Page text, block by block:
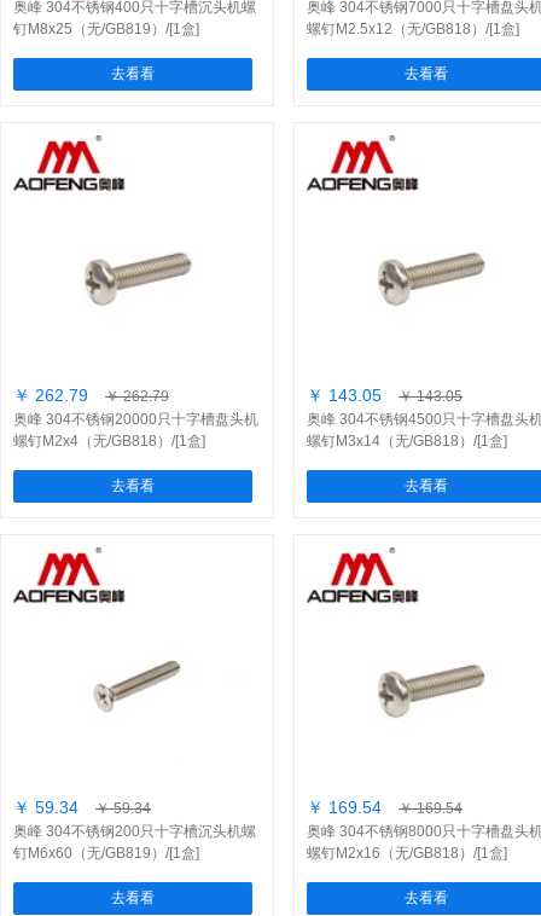
奥峰 304不锈钢400只十字槽沉头机螺
钉M8x25（无/GB819）/[1盒]
去看看
奥峰 304不锈钢7000只十字槽盘头
螺钉M2.5x12（无/GB818）/[1盒]
去看看
￥ 262.79
￥ 262.79
奥峰 304不锈钢20000只十字槽盘头机
螺钉M2x4（无/GB818）/[1盒]
去看看
￥ 143.05
￥ 143.05
奥峰 304不锈钢4500只十字槽盘头
螺钉M3x14（无/GB818）/[1盒]
去看看
￥ 59.34
￥ 59.34
奥峰 304不锈钢200只十字槽沉头机螺
钉M6x60（无/GB819）/[1盒]
去看看
￥ 169.54
￥ 169.54
奥峰 304不锈钢8000只十字槽盘头
螺钉M2x16（无/GB818）/[1盒]
去看看